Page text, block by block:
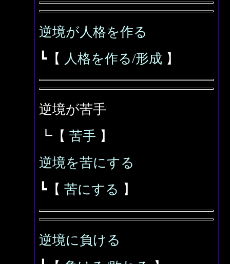
逆境が人格を作る
┗【 人格を作る/形成 】
逆境が苦手
┗【 苦手 】
逆境を苦にする
┗【 苦にする 】
逆境に負ける